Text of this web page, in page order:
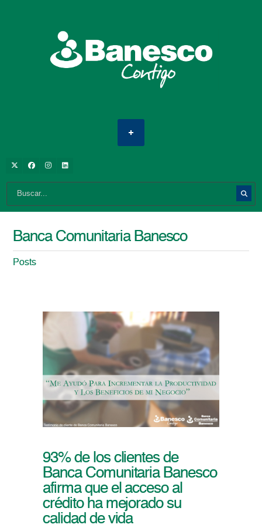
Banca Comunitaria Banesco
Posts
93% de los clientes de
Banca Comunitaria Banesco
afirma que el acceso al
crédito ha mejorado su
calidad de vida